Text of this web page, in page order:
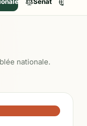
nationale.